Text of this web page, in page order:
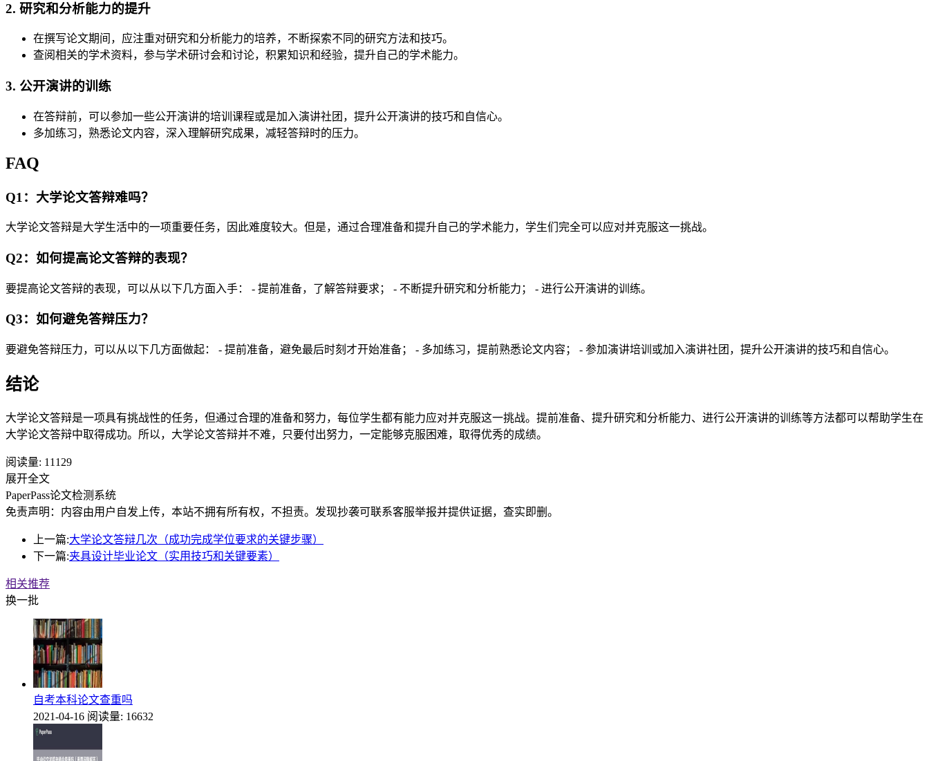
2. 研究和分析能力的提升
在撰写论文期间，应注重对研究和分析能力的培养，不断探索不同的研究方法和技巧。
查阅相关的学术资料，参与学术研讨会和讨论，积累知识和经验，提升自己的学术能力。
3. 公开演讲的训练
在答辩前，可以参加一些公开演讲的培训课程或是加入演讲社团，提升公开演讲的技巧和自信心。
多加练习，熟悉论文内容，深入理解研究成果，减轻答辩时的压力。
FAQ
Q1：大学论文答辩难吗？
大学论文答辩是大学生活中的一项重要任务，因此难度较大。但是，通过合理准备和提升自己的学术能力，学生们完全可以应对并克服这一挑战。
Q2：如何提高论文答辩的表现？
要提高论文答辩的表现，可以从以下几方面入手： - 提前准备，了解答辩要求； - 不断提升研究和分析能力； - 进行公开演讲的训练。
Q3：如何避免答辩压力？
要避免答辩压力，可以从以下几方面做起： - 提前准备，避免最后时刻才开始准备； - 多加练习，提前熟悉论文内容； - 参加演讲培训或加入演讲社团，提升公开演讲的技巧和自信心。
结论
大学论文答辩是一项具有挑战性的任务，但通过合理的准备和努力，每位学生都有能力应对并克服这一挑战。提前准备、提升研究和分析能力、进行公开演讲的训练等方法都可以帮助学生在
大学论文答辩中取得成功。所以，大学论文答辩并不难，只要付出努力，一定能够克服困难，取得优秀的成绩。
阅读量: 11129
展开全文
PaperPass论文检测系统
免责声明：内容由用户自发上传，本站不拥有所有权，不担责。发现抄袭可联系客服举报并提供证据，查实即删。
上一篇:大学论文答辩几次（成功完成学位要求的关键步骤）
下一篇:夹具设计毕业论文（实用技巧和关键要素）
相关推荐
换一批
自考本科论文查重吗
2021-04-16 阅读量: 16632